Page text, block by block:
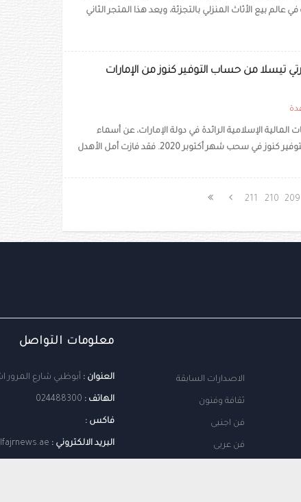
عالم بيع الأثاث المنزلي بالتجزئة، ويعد هذا المتجر الثاني
تيسلا من حساب التوفير كنوز من الإمارات
الإسلامية الرائدة في دولة الإمارات، عن أسماء
الفائزين المحظوظين بجوائز حساب التوفير كنوز في سحب شهر أكتوبر 2020. فقد فازت أمل الأهدل
209
210
211
الاصدارات السابقة
ثقافة وفنون
فن اجنبى
فن عربى
معلومات التواصل
العنوان : أبوظبي شارع المرور
الهاتف : 024488300
فاكس :
البريد الالكتروني :